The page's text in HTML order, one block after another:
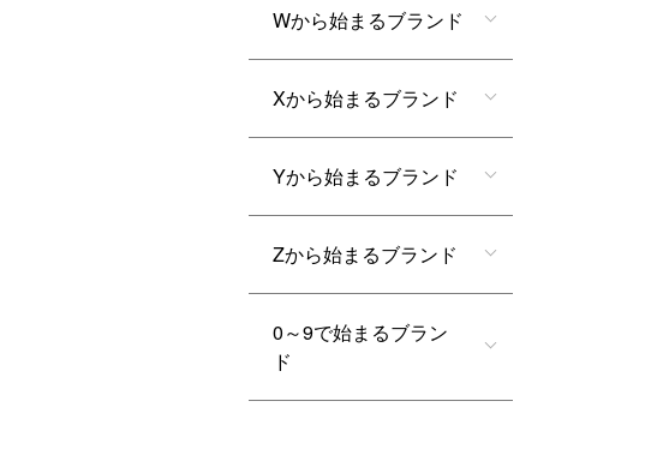
Wから始まるブランド
Xから始まるブランド
Yから始まるブランド
Zから始まるブランド
0～9で始まるブラン
ド